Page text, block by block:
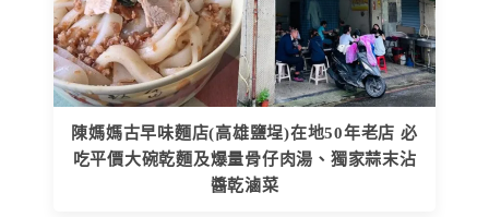
陳媽媽古早味麵店(高雄鹽埕)在地50年老店 必
吃平價大碗乾麵及爆量骨仔肉湯、獨家蒜末沾
醬乾滷菜